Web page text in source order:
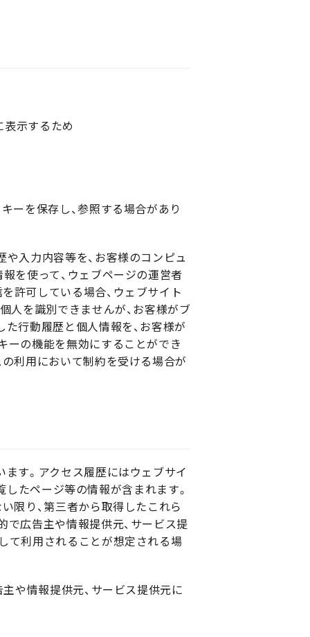
表示するため
ーを保存し、参照する場合があり
入力内容等を、お客様のコンピュ
を使って、ウェブページの運営者
許可している場合、ウェブサイト
人を識別できませんが、お客様がブ
行動履歴と個人情報を、お客様が
ーの機能を無効にすることができ
利用において制約を受ける場合が
す。アクセス履歴にはウェブサイ
たページ等の情報が含まれます。
限り、第三者から取得したこれら
広告主や情報提供元、サービス提
て利用されることが想定される場
や情報提供元、サービス提供元に